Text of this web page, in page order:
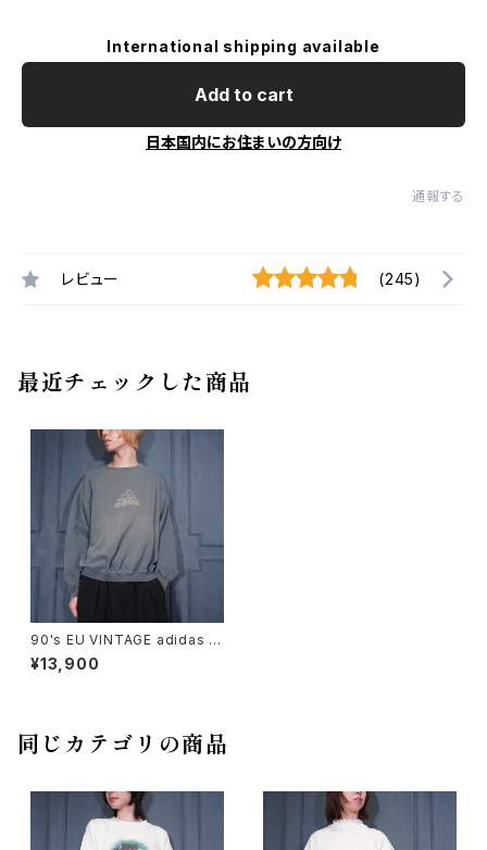
International shipping available
Add to cart
日本国内にお住まいの方向け
通報する
レビュー (245)
最近チェックした商品
90's EU VINTAGE adidas L
OGO EMBROIDERY FADED
DESIGN SWEAT SHIRT MA
¥13,900
同じカテゴリの商品